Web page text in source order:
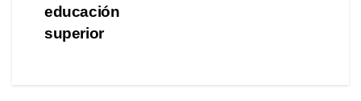
educación
superior